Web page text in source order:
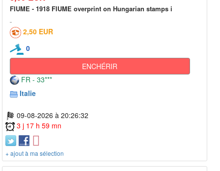
FIUME - 1918 FIUME overprint on Hungarian stamps i
2,50 EUR
0
ENCHÉRIR
FR - 33***
Italie
09-08-2026 à 20:26:32
3 j 17 h 59 mn
+ ajout à ma sélection